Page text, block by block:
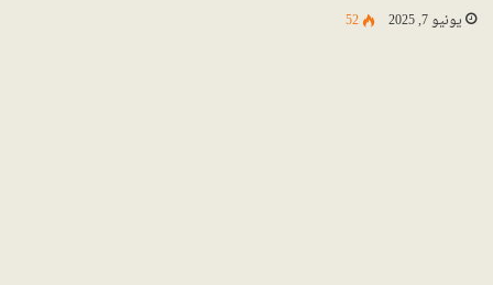
يونيو 7, 2025 52